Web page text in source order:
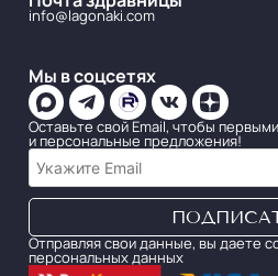
info@lagonaki.com
Мы в соцсетях
Оставьте свой Email, чтобы
и персональные предложения!
Отправляя свои данные, вы даете
персональных данных